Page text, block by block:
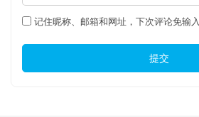
记住昵称、邮箱和网址，下次评论免输入
提交